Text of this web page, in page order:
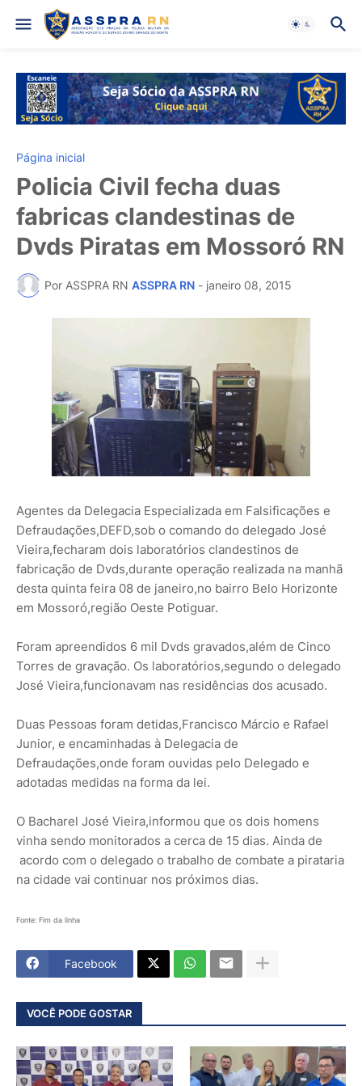
Página inicial
Policia Civil fecha duas
fabricas clandestinas de
Dvds Piratas em Mossoró RN
Por ASSPRA RN ASSPRA RN - janeiro 08, 2015
Agentes da Delegacia Especializada em Falsificações e
Defraudações,DEFD,sob o comando do delegado José
Vieira,fecharam dois laboratórios clandestinos de
fabricação de Dvds,durante operação realizada na manhã
desta quinta feira 08 de janeiro,no bairro Belo Horizonte
em Mossoró,região Oeste Potiguar.
Foram apreendidos 6 mil Dvds gravados,além de Cinco
Torres de gravação. Os laboratórios,segundo o delegado
José Vieira,funcionavam nas residências dos acusado.
Duas Pessoas foram detidas,Francisco Márcio e Rafael
Junior, e encaminhadas à Delegacia de
Defraudações,onde foram ouvidas pelo Delegado e
adotadas medidas na forma da lei.
O Bacharel José Vieira,informou que os dois homens
vinha sendo monitorados a cerca de 15 dias. Ainda de
acordo com o delegado o trabalho de combate a pirataria
na cidade vai continuar nos próximos dias.
Fonte: Fim da linha
Facebook
VOCÊ PODE GOSTAR